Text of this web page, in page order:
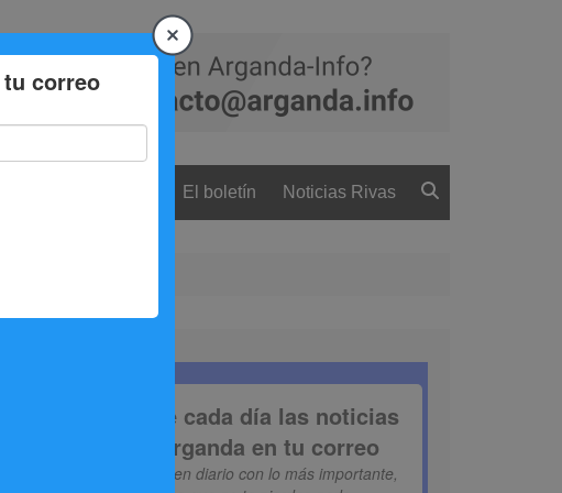
El boletín Noticias Rivas